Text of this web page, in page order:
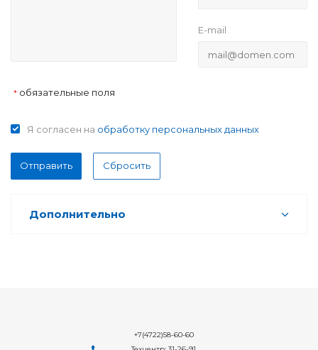
E-mail
* обязательные поля
Я согласен на обработку персональных данных
Отправить Сбросить
Дополнительно
+7(4722)58-60-60